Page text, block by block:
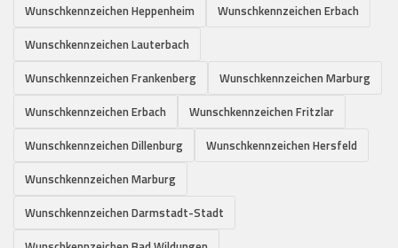
Wunschkennzeichen Heppenheim
Wunschkennzeichen Erbach
Wunschkennzeichen Lauterbach
Wunschkennzeichen Frankenberg
Wunschkennzeichen Marburg
Wunschkennzeichen Erbach
Wunschkennzeichen Fritzlar
Wunschkennzeichen Dillenburg
Wunschkennzeichen Hersfeld
Wunschkennzeichen Marburg
Wunschkennzeichen Darmstadt-Stadt